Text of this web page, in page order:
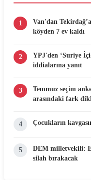
1
Van'dan
köyden 7 ev kaldı
2
YPJ'den ‘Suriye
iddialarına yanıt
3
Temmuz seçim
arasındaki fark
4 Çocukların
5
DEM milletvekili:
silah bırakacak